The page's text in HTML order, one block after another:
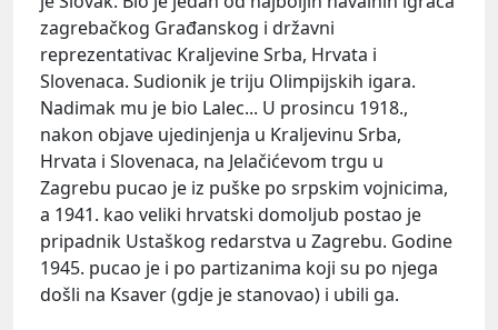
zagrebačkog Građanskog i državni
reprezentativac Kraljevine Srba, Hrvata i
Slovenaca. Sudionik je triju Olimpijskih igara.
Nadimak mu je bio Lalec... U prosincu 1918.,
nakon objave ujedinjenja u Kraljevinu Srba,
Hrvata i Slovenaca, na Jelačićevom trgu u
Zagrebu pucao je iz puške po srpskim vojnicima,
a 1941. kao veliki hrvatski domoljub postao je
pripadnik Ustaškog redarstva u Zagrebu. Godine
1945. pucao je i po partizanima koji su po njega
došli na Ksaver (gdje je stanovao) i ubili ga.